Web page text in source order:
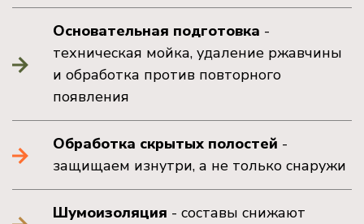
Основательная подготовка -
техническая мойка, удаление ржавчины
и обработка против повторного
появления
Обработка скрытых полостей -
защищаем изнутри, а не только снаружи
Шумоизоляция - составы снижают